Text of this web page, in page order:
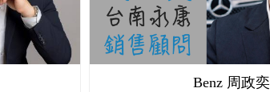
Benz 周政奕